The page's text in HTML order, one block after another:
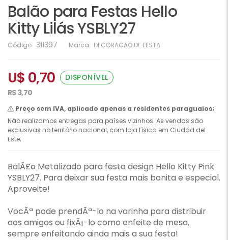
Balão para Festas Hello
Kitty Lilás YSBLY27
Código: 311397 Marca: DECORACAO DE FESTA
U$ 0,70
DISPONÍVEL
R$ 3,70
Preço sem IVA, aplicado apenas a residentes paraguaios;
Não realizamos entregas para países vizinhos. As vendas são
exclusivas no território nacional, com loja física em Ciudad del
Este;
BalÃ£o Metalizado para festa design Hello Kitty Pink
YSBLY27. Para deixar sua festa mais bonita e especial.
Aproveite!
VocÃª pode prendÃª-lo na varinha para distribuir
aos amigos ou fixÃ¡-lo como enfeite de mesa,
sempre enfeitando ainda mais a sua festa!